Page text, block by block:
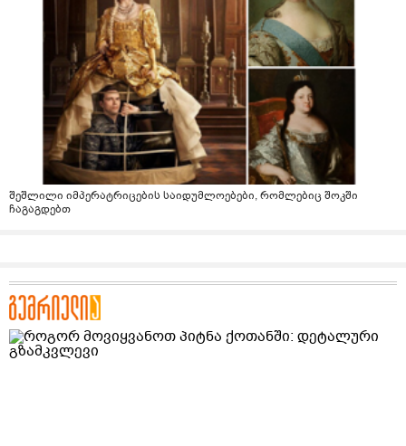
შეშლილი იმპერატრიცების საიდუმლოებები, რომლებიც შოკში
ჩაგაგდებთ